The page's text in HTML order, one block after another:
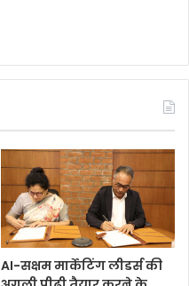
AI-सक्षम मार्केटिंग लीडर्स की